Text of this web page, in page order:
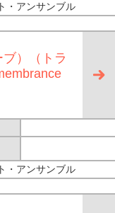
・アンサンブル
）（トラ
・アンサンブル